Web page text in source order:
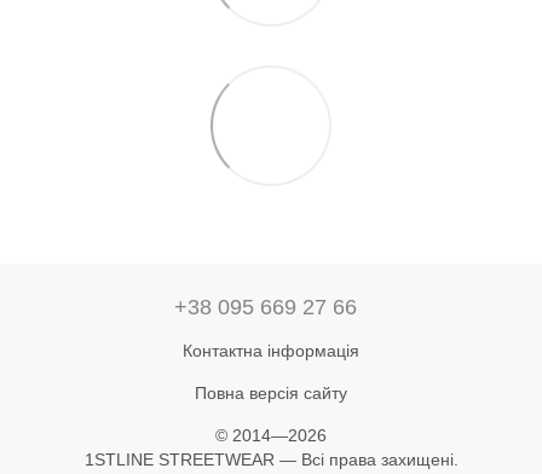
+38 095 669 27 66
Контактна інформація
Повна версія сайту
© 2014—2026
1STLINE STREETWEAR — Всі права захищені.